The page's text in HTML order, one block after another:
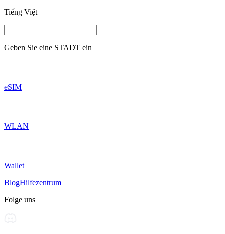
Tiếng Việt
Geben Sie eine STADT ein
eSIM
WLAN
Wallet
BlogHilfezentrum
Folge uns